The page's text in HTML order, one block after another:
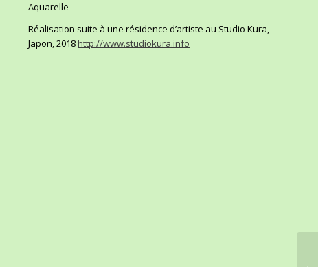
Aquarelle
Réalisation suite à une résidence d’artiste au Studio Kura,
Japon, 2018http://www.studiokura.info